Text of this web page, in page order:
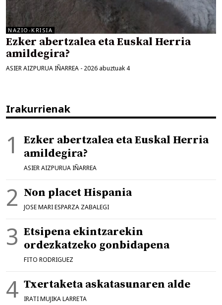
NAZIO-KRISIA
Ezker abertzalea eta Euskal Herria
amildegira?
ASIER AIZPURUA IÑARREA - 2026 abuztuak 4
Irakurrienak
Ezker abertzalea eta Euskal Herria
amildegira?
ASIER AIZPURUA IÑARREA
Non placet Hispania
JOSE MARI ESPARZA ZABALEGI
Etsipena ekintzarekin
ordezkatzeko gonbidapena
FITO RODRIGUEZ
Txertaketa askatasunaren alde
IRATI MUJIKA LARRETA